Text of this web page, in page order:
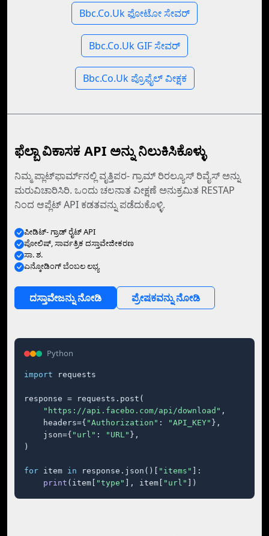
Bbc.Co.Uk ಫೋಟೋ ಸೇವರ್
Bbc.Co.Uk GIF ಸೇವರ್
Bbc.Co.Uk ಪ್ರೊಫೈಲ್ ವೀಕ್ಷಕ
ಫೆಲ್ಬಾ ವಿಕಾಸಕ API ಅನ್ನು ನಿಲುಕಿಸಿಕೊಳ್ಳು
ನಿಮ್ಮ ಪ್ಲಾಟ್‌ಫಾರ್ಮ್‌ನಲ್ಲಿ ವೃತ್ತಿಪರ- ಗ್ರಾಮ್ ರಿರಲ್ಯೂಸ್ ರಿವೈಸ್‌ ಅನ್ನು
ಮರುವಿಚಾರಿಸಿರಿ. ಒಂದು ಚಲನಾತ ವೀಕ್ಷಣೆ ಅನುಕ್ರಮಿತ RESTAP
ನಿಂದ ಆಪ್ಲೆಟ್‌ API ಕಡತವನ್ನು ಪಡೆದುಕೊಳ್ಳಿ.
ಪೀಡಿಟ್- ಗ್ರಾಡ್ ರೈಟ್ API
ಪೋಲಿಷ್, ಸಾರ್ವತ್ರಿಕ ದಸ್ತಾವೇಜೀಕರಣ
ಸಾ. ಶ.
ಎನ್ಕೋಡಿಂಗ್‌ ಬೆಂಬಲ ಲಭ್ಯ
ದಸ್ತಾವೇಜನ್ನು ನೋಡಿ ಪ್ರೇಷಕವನ್ನು ನೋಡಿ
Python
import requests
response = requests.post(
"https://api.facebo.com/api/download" ,
    headers={
"Authorization" : "API_KEY" },
    json={
"url" : "URL" },
)
for item in response.json()[ "items"
]:
print (item[ "type" ], item[ "url" ])